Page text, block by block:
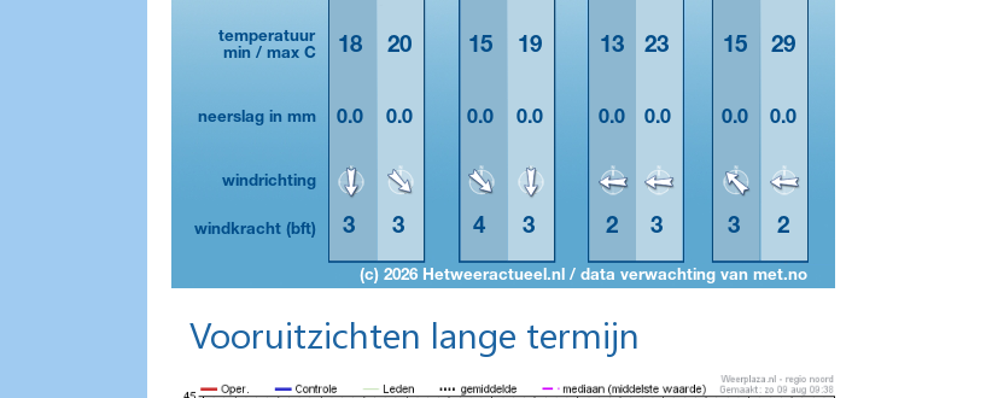
Vooruitzichten lange termijn